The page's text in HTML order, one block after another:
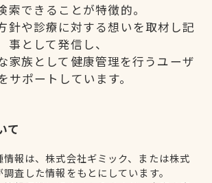
索できることが特徴的。
針や診療に対する想いを取材し記
事として発信し、
家族として健康管理を行うユーザ
サポートしています。
て
報は、株式会社ギミック、または株式
査した情報をもとにしています。